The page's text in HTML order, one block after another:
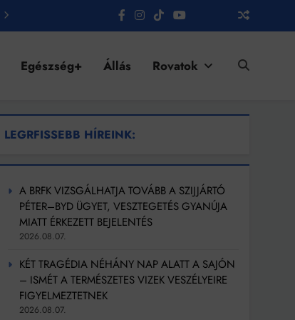
Egészség+ Állás Rovatok
LEGRFISSEBB HÍREINK:
A BRFK VIZSGÁLHATJA TOVÁBB A SZIJJÁRTÓ
PÉTER–BYD ÜGYET, VESZTEGETÉS GYANÚJA
MIATT ÉRKEZETT BEJELENTÉS
2026.08.07.
KÉT TRAGÉDIA NÉHÁNY NAP ALATT A SAJÓN
– ISMÉT A TERMÉSZETES VIZEK VESZÉLYEIRE
FIGYELMEZTETNEK
2026.08.07.